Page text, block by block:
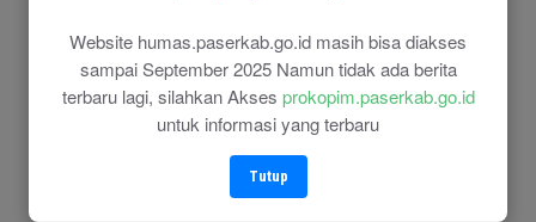
Website humas.paserkab.go.id masih bisa diakses
sampai September 2025 Namun tidak ada berita
terbaru lagi, silahkan Akses prokopim.paserkab.go.id
untuk informasi yang terbaru
Tutup